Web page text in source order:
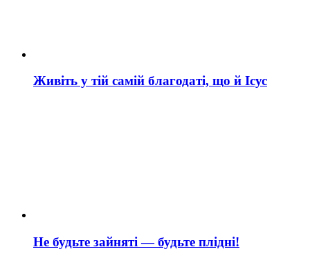
Живіть у тій самій благодаті, що й Ісус
Не будьте зайняті — будьте плідні!